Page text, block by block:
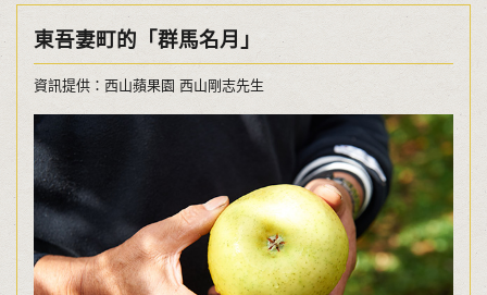
東吾妻町的「群馬名月」
資訊提供：西山蘋果園 西山剛志先生